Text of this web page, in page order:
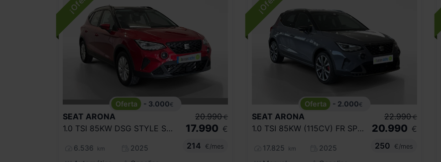
- 3.000€
SEAT ARONA
1.0 TSI 85KW DSG STYLE SPECIAL EDITION
6.536 km
2025
20.990 €
17.990 €
214
€/mes
- 2.000€
SEAT ARONA
1.0 TSI 85KW (115CV) FR SPECIAL EDITION
17.825 km
2025
22.990 €
20.990 €
250
€/mes